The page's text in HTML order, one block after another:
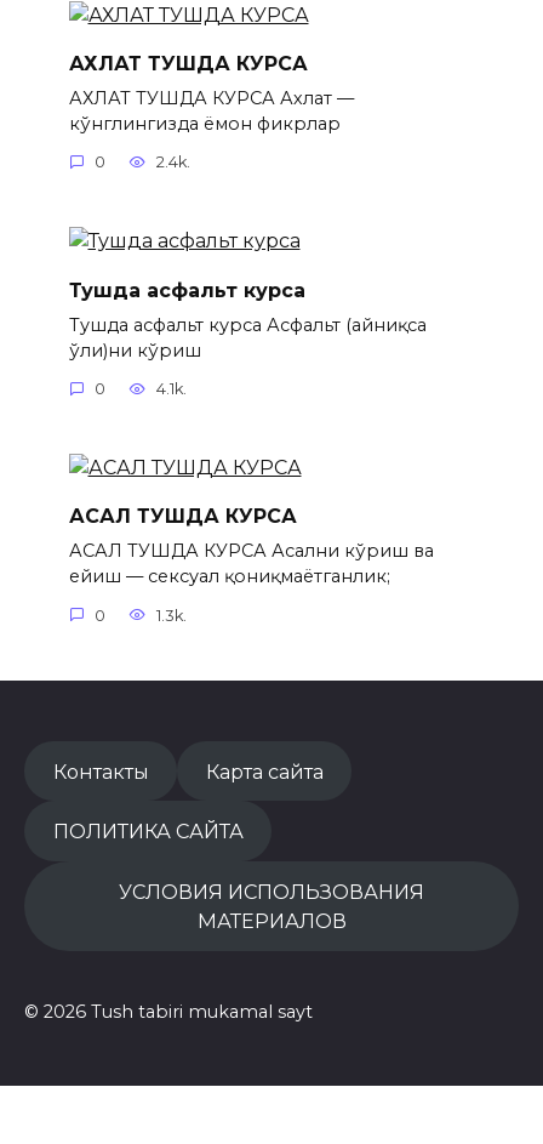
АХЛАТ ТУШДА КУРСА
АХЛАТ ТУШДА КУРСА Ахлат —
кўнглингизда ёмон фикрлар
0 2.4k.
Тушда асфальт курса
Тушда асфальт курса Асфальт (айниқса
ҳўли)ни кўриш
0 4.1k.
АСАЛ ТУШДА КУРСА
АСАЛ ТУШДА КУРСА Асални кўриш ва
ейиш — сексуал қониқмаётганлик;
0 1.3k.
Контакты Карта сайта
ПОЛИТИКА САЙТА
УСЛОВИЯ ИСПОЛЬЗОВАНИЯ
МАТЕРИАЛОВ
© 2026 Tush tabiri mukamal sayt